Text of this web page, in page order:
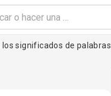
significados de palabras